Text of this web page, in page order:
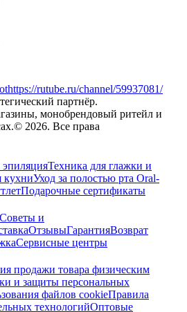
https://rutube.ru/channel/59937081/
партнёр.
монобрендовый ритейл и
2026. Все права
Техника для глажки и
кухниУход за полостью рта Oral-
Подарочные сертификаты
Советы и
ОтзывыГарантияВозврат
Сервисные центры
продажи товара физическим
и защиты персональных
файлов cookieПравила
технологийОптовые